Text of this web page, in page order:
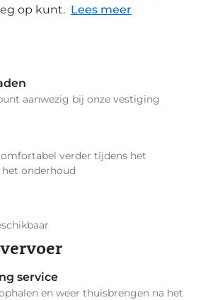
op kunt. Lees meer
aanwezig bij onze vestiging
verder tijdens het
onderhoud
service
en weer thuisbrengen na het